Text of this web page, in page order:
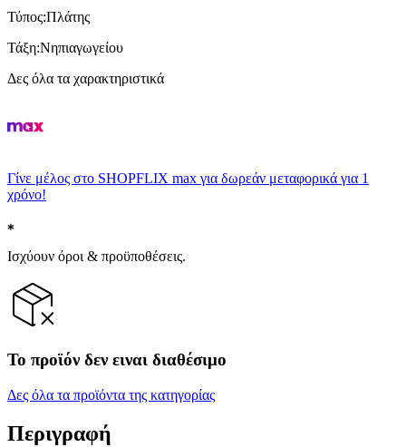
Τύπος:Πλάτης
Τάξη:Νηπιαγωγείου
Δες όλα τα χαρακτηριστικά
Γίνε μέλος στο SHOPFLIX max για δωρεάν μεταφορικά για 1
χρόνο!
Ισχύουν όροι & προϋποθέσεις.
Το προϊόν δεν ειναι διαθέσιμο
Δες όλα τα προϊόντα της κατηγορίας
Περιγραφή